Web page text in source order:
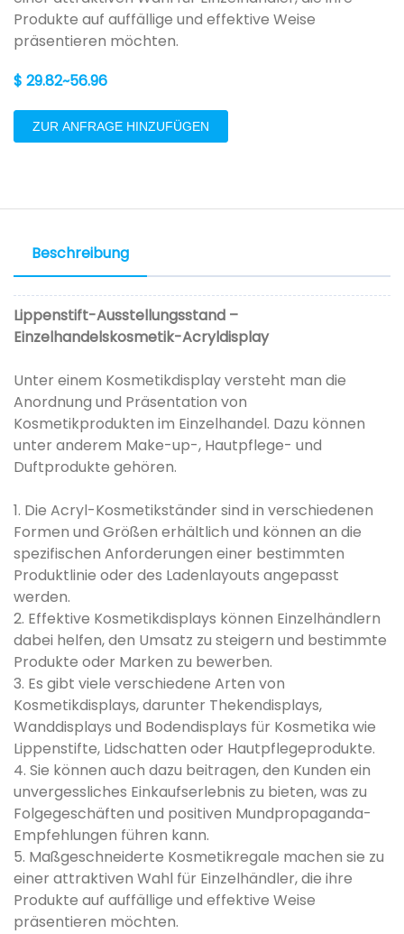
Produkte auf auffällige und effektive Weise
präsentieren möchten.
$ 29.82~56.96
ZUR ANFRAGE HINZUFÜGEN
Beschreibung
Lippenstift-Ausstellungsstand –
Einzelhandelskosmetik-Acryldisplay
Unter einem Kosmetikdisplay versteht man die
Anordnung und Präsentation von
Kosmetikprodukten im Einzelhandel. Dazu können
unter anderem Make-up-, Hautpflege- und
Duftprodukte gehören.
1. Die Acryl-Kosmetikständer sind in verschiedenen
Formen und Größen erhältlich und können an die
spezifischen Anforderungen einer bestimmten
Produktlinie oder des Ladenlayouts angepasst
werden.
2. Effektive Kosmetikdisplays können Einzelhändlern
dabei helfen, den Umsatz zu steigern und bestimmte
Produkte oder Marken zu bewerben.
3. Es gibt viele verschiedene Arten von
Kosmetikdisplays, darunter Thekendisplays,
Wanddisplays und Bodendisplays für Kosmetika wie
Lippenstifte, Lidschatten oder Hautpflegeprodukte.
4. Sie können auch dazu beitragen, den Kunden ein
unvergessliches Einkaufserlebnis zu bieten, was zu
Folgegeschäften und positiven Mundpropaganda-
Empfehlungen führen kann.
5. Maßgeschneiderte Kosmetikregale machen sie zu
einer attraktiven Wahl für Einzelhändler, die ihre
Produkte auf auffällige und effektive Weise
präsentieren möchten.